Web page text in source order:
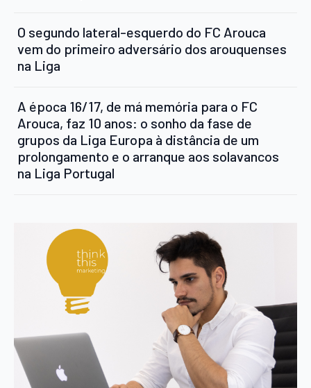
O segundo lateral-esquerdo do FC Arouca
vem do primeiro adversário dos arouquenses
na Liga
A época 16/17, de má memória para o FC
Arouca, faz 10 anos: o sonho da fase de
grupos da Liga Europa à distância de um
prolongamento e o arranque aos solavancos
na Liga Portugal